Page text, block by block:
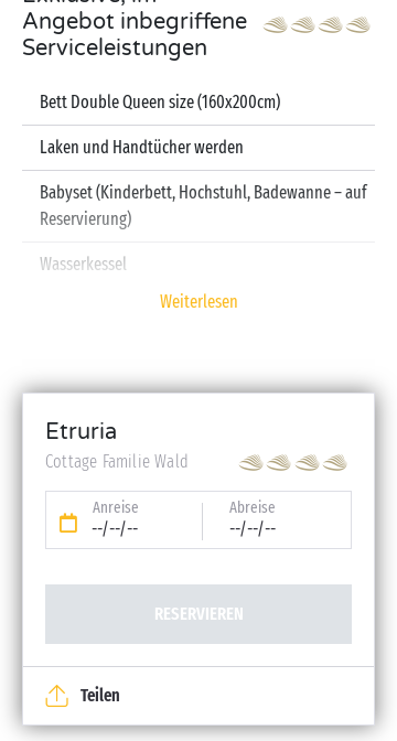
Angebot inbegriffene
Serviceleistungen
Bett Double Queen size (160x200cm)
Laken und Handtücher werden
Babyset (Kinderbett, Hochstuhl, Badewanne – auf
Reservierung)
Wasserkessel
Weiterlesen
Etruria
Cottage Familie Wald
Anreise
--/--/--
Abreise
--/--/--
RESERVIEREN
Teilen